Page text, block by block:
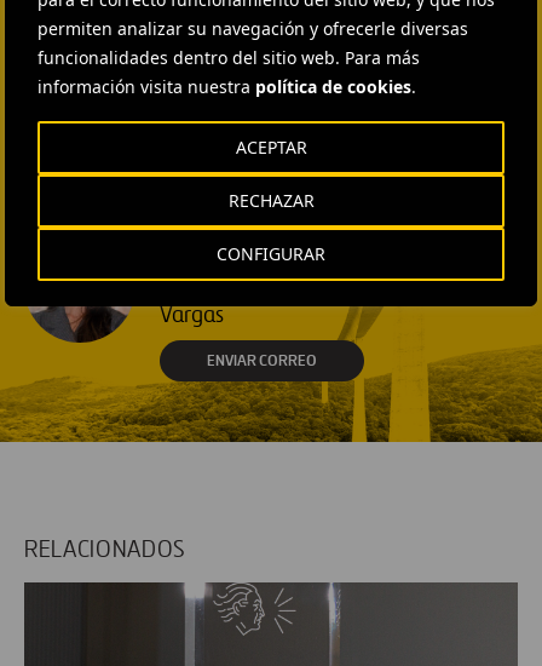
permiten analizar su navegación y ofrecerle diversas
funcionalidades dentro del sitio web. Para más
información visita nuestra política de cookies.
CONFIGURAR
RECHAZAR
ACEPTAR
INSTITUTIONAL RELATIONS
Ana García Ruiz
ENVIAR CORREO
EXTERNAL COMMUNICATION
AND MEDIA RELATIONS
ENVIAR CORREO
AND MEDIA RELATIONS
Fátima Gracia De
Vargas
ENVIAR CORREO
RELACIONADOS